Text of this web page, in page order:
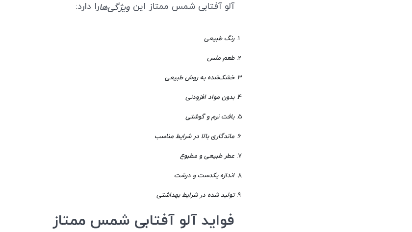
آلو آفتابی شمس ممتاز این ویژگی‌هارا دارد:
رنگ طبیعی
طعم ملس
خشک‌شده به روش طبیعی
بدون مواد افزودنی
بافت نرم و گوشتی
ماندگاری بالا در شرایط مناسب
عطر طبیعی و مطبوع
اندازه یکدست و درشت
تولید شده در شرایط بهداشتی
فواید آلو آفتابی شمس ممتاز